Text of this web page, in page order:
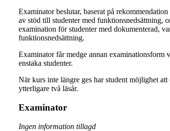
Examinator beslutar, baserat på
av stöd till studenter med funktionsnedsättning,
examination för studenter med dokumenterad,
funktionsnedsättning.
Examinator får medge annan examinationsform
enstaka studenter.
När kurs inte längre ges har student möjlighet att
ytterligare två läsår.
Examinator
Ingen information tillagd